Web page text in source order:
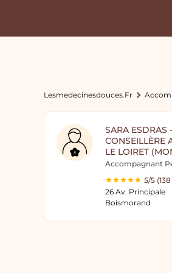
Lesmedecinesdouces.fr
SARA ESDRAS
CONSEILLÈRE
LE LOIRET
Accompagnant
5/5
26 Av. Principale
Boismorand